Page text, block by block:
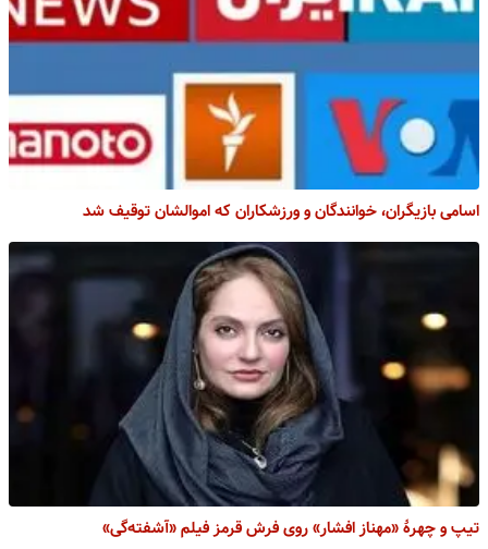
اسامی بازیگران، خوانندگان و ورزشکاران که اموالشان توقیف شد
تیپ و چهرۀ «مهناز افشار» روی فرش قرمز فیلم «آشفته‌گی»